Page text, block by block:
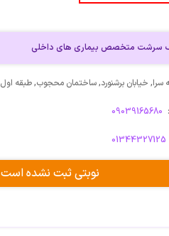
سرشت متخصص بیماری های داخلی
خیابان برشنورد, ساختمان محجوب, طبقه اول
09039165680
01344327125
نوبتی ثبت نشده است